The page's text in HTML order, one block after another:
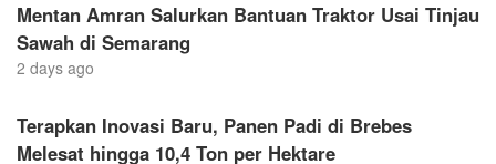
Mentan Amran Salurkan Bantuan Traktor Usai Tinjau
Sawah di Semarang
2 days ago
Terapkan Inovasi Baru, Panen Padi di Brebes
Melesat hingga 10,4 Ton per Hektare